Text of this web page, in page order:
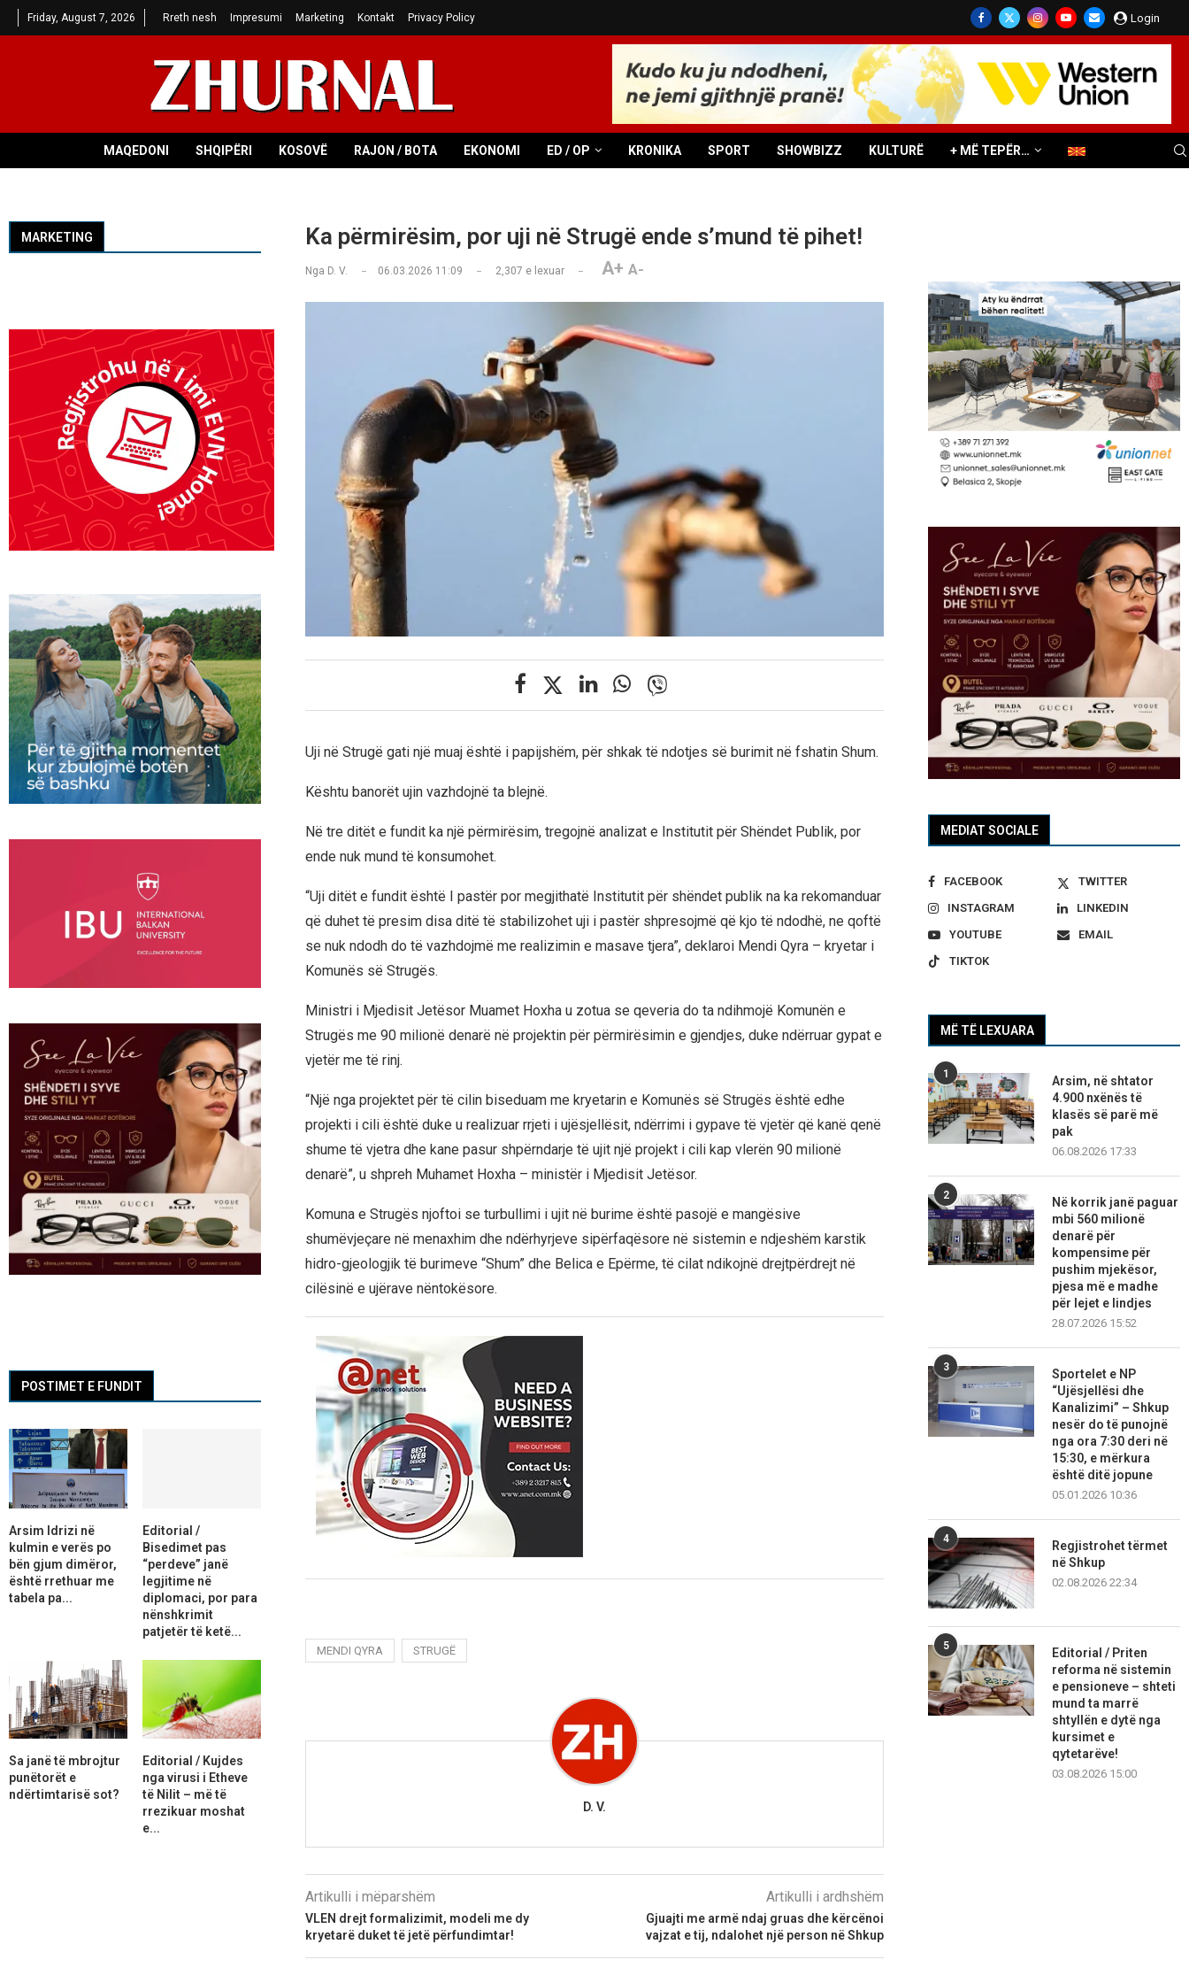
Friday, August 7, 2026 Rreth nesh Impresumi Marketing Kontakt Privacy Policy Login
MAQEDONI SHQIPËRI KOSOVË RAJON / BOTA EKONOMI ED / OP KRONIKA SPORT SHOWBIZZ KULTURË + MË TEPËR…
Ka përmirësim, por uji në Strugë ende s’mund të pihet!
Nga D. V. 06.03.2026 11:09 2,307 e lexuar A+ A-
Uji në Strugë gati një muaj është i papijshëm, për shkak të ndotjes së burimit në fshatin Shum.
Kështu banorët ujin vazhdojnë ta blejnë.
Në tre ditët e fundit ka një përmirësim, tregojnë analizat e Institutit për Shëndet Publik, por
ende nuk mund të konsumohet.
“Uji ditët e fundit është I pastër por megjithatë Institutit për shëndet publik na ka rekomanduar
që duhet të presim disa ditë të stabilizohet uji i pastër shpresojmë që kjo të ndodhë, ne qoftë
se nuk ndodh do të vazhdojmë me realizimin e masave tjera”, deklaroi Mendi Qyra – kryetar i
Komunës së Strugës.
Ministri i Mjedisit Jetësor Muamet Hoxha u zotua se qeveria do ta ndihmojë Komunën e
Strugës me 90 milionë denarë në projektin për përmirësimin e gjendjes, duke ndërruar gypat e
vjetër me të rinj.
“Një nga projektet për të cilin biseduam me kryetarin e Komunës së Strugës është edhe
projekti i cili është duke u realizuar rrjeti i ujësjellësit, ndërrimi i gypave të vjetër që kanë qenë
shume të vjetra dhe kane pasur shpërndarje të ujit një projekt i cili kap vlerën 90 milionë
denarë”, u shpreh Muhamet Hoxha – ministër i Mjedisit Jetësor.
Komuna e Strugës njoftoi se turbullimi i ujit në burime është pasojë e mangësive
shumëvjeçare në menaxhim dhe ndërhyrjeve sipërfaqësore në sistemin e ndjeshëm karstik
hidro-gjeologjik të burimeve “Shum” dhe Belica e Epërme, të cilat ndikojnë drejtpërdrejt në
cilësinë e ujërave nëntokësore.
MENDI QYRA STRUGË
D. V.
Artikulli i mëparshëm
VLEN drejt formalizimit, modeli me dy
kryetarë duket të jetë përfundimtar!
Artikulli i ardhshëm
Gjuajti me armë ndaj gruas dhe kërcënoi
vajzat e tij, ndalohet një person në Shkup
MEDIAT SOCIALE
FACEBOOK
TWITTER
INSTAGRAM
LINKEDIN
YOUTUBE
EMAIL
TIKTOK
MË TË LEXUARA
1
Arsim, në shtator
4.900 nxënës të
klasës së parë më
pak
06.08.2026 17:33
2
Në korrik janë paguar
mbi 560 milionë
denarë për
kompensime për
pushim mjekësor,
pjesa më e madhe
për lejet e lindjes
28.07.2026 15:52
3
Sportelet e NP
“Ujësjellësi dhe
Kanalizimi” – Shkup
nesër do të punojnë
nga ora 7:30 deri në
15:30, e mërkura
është ditë jopune
05.01.2026 10:36
4
Regjistrohet tërmet
në Shkup
02.08.2026 22:34
5
Editorial / Priten
reforma në sistemin
e pensioneve – shteti
mund ta marrë
shtyllën e dytë nga
kursimet e
qytetarëve!
03.08.2026 15:00
MARKETING
POSTIMET E FUNDIT
Arsim Idrizi në
kulmin e verës po
bën gjum dimëror,
është rrethuar me
tabela pa...
Editorial /
Bisedimet pas
“perdeve” janë
legjitime në
diplomaci, por para
nënshkrimit
patjetër të ketë...
Sa janë të mbrojtur
punëtorët e
ndërtimtarisë sot?
Editorial / Kujdes
nga virusi i Etheve
të Nilit – më të
rrezikuar moshat
e...